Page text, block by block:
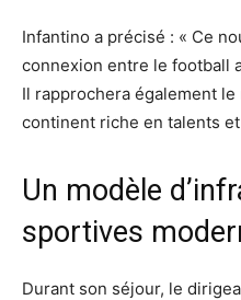
Infantino a précisé : « Ce
connexion entre le football
Il rapprochera également
continent riche en talents
Un modèle
sportives
Durant son séjour, le